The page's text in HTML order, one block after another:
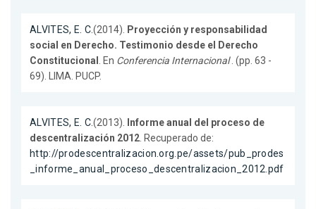
ALVITES, E. C.(2014). Proyección y responsabilidad
social en Derecho. Testimonio desde el Derecho
Constitucional . En Conferencia Internacional. (pp. 63 -
69). LIMA. PUCP.
ALVITES, E. C.(2013). Informe anual del proceso de
descentralización 2012. Recuperado de:
http://prodescentralizacion.org.pe/assets/pub_prodes
_informe_anual_proceso_descentralizacion_2012.pdf